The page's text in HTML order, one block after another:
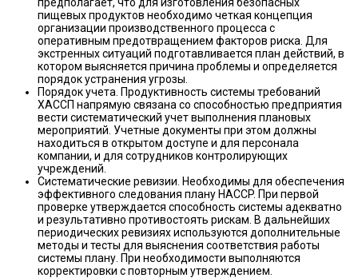
пищевых продуктов необходимо четкая концепция
организации производственного процесса с
оперативным предотвращением факторов риска. Для
экстренных ситуаций подготавливается план действий, в
котором выясняется причина проблемы и определяется
порядок устранения угрозы.
Порядок учета. Продуктивность системы требований
ХАССП напрямую связана со способностью предприятия
вести систематический учет выполнения плановых
мероприятий. Учетные документы при этом должны
находиться в открытом доступе и для персонала
компании, и для сотрудников контролирующих
учреждений.
Систематические ревизии. Необходимы для обеспечения
эффективного следования плану HACCP. При первой
проверке утверждается способность системы адекватно
и результативно противостоять рискам. В дальнейших
периодических ревизиях используются дополнительные
методы и тесты для выяснения соответствия работы
системы плану. При необходимости выполняются
корректировки с повторным утверждением.